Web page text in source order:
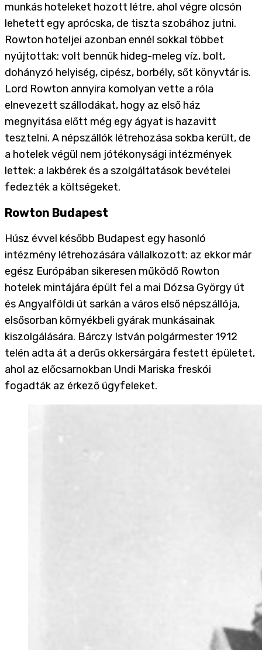
munkás hoteleket hozott létre, ahol végre olcsón
lehetett egy aprócska, de tiszta szobához jutni.
Rowton hoteljei azonban ennél sokkal többet
nyújtottak: volt bennük hideg-meleg víz, bolt,
dohányzó helyiség, cipész, borbély, sőt könyvtár is.
Lord Rowton annyira komolyan vette a róla
elnevezett szállodákat, hogy az első ház
megnyitása előtt még egy ágyat is hazavitt
tesztelni. A népszállók létrehozása sokba került, de
a hotelek végül nem jótékonysági intézmények
lettek: a lakbérek és a szolgáltatások bevételei
fedezték a költségeket.
Rowton Budapest
Húsz évvel később Budapest egy hasonló
intézmény létrehozására vállalkozott: az ekkor már
egész Európában sikeresen működő Rowton
hotelek mintájára épült fel a mai Dózsa György út
és Angyalföldi út sarkán a város első népszállója,
elsősorban környékbeli gyárak munkásainak
kiszolgálására. Bárczy István polgármester 1912
telén adta át a derűs okkersárgára festett épületet,
ahol az előcsarnokban Undi Mariska freskói
fogadták az érkező ügyfeleket.